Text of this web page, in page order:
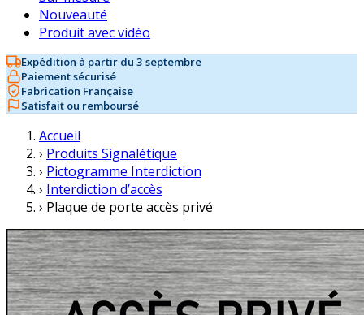
Nouveauté
Produit avec vidéo
Expédition à partir du 3 septembre
Paiement sécurisé
Fabrication Française
Satisfait ou remboursé
Accueil
› Produits Signalétique
› Pictogramme Interdiction
› Interdiction d’accès
› Plaque de porte accès privé